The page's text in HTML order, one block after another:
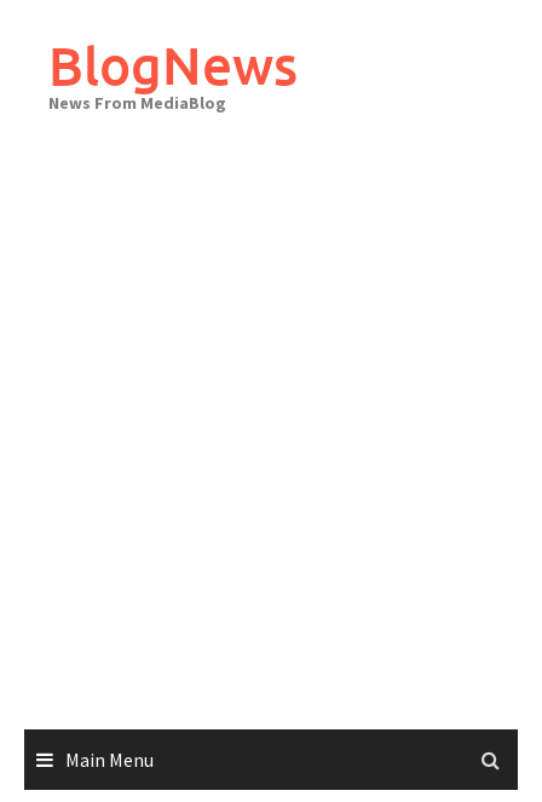
contentBlogNews
News From MediaBlog
Main Menu